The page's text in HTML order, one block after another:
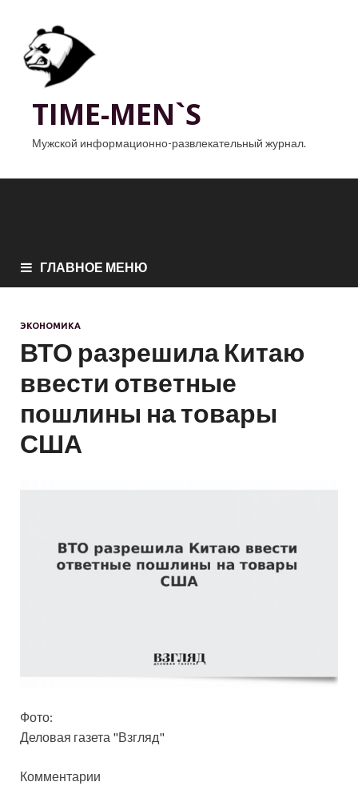
TIME-MEN`S
Мужской информационно-развлекательный журнал.
ГЛАВНОЕ МЕНЮ
ЭКОНОМИКА
ВТО разрешила Китаю
ввести ответные
пошлины на товары
США
Фото:
Деловая газета "Взгляд"
Комментарии